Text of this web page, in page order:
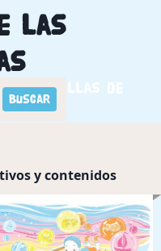
las
maravillas de
y contenidos